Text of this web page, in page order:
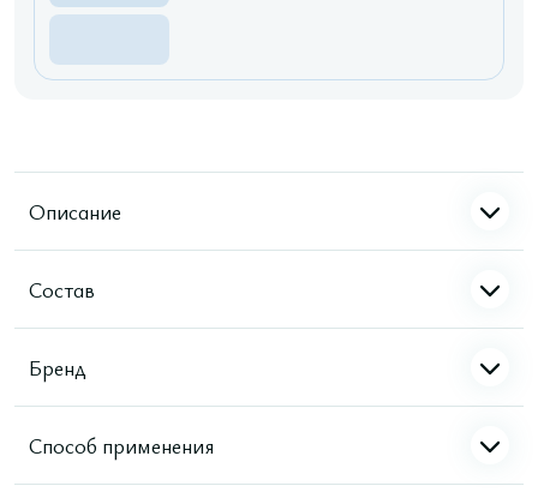
Описание
Состав
Бренд
Способ применения